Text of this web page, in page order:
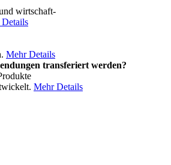
wirtschaft-
Mehr Details
transferiert werden?
Mehr Details